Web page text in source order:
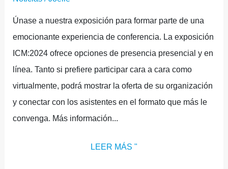
Únase a nuestra exposición para formar parte de una
emocionante experiencia de conferencia. La exposición
ICM:2024 ofrece opciones de presencia presencial y en
línea. Tanto si prefiere participar cara a cara como
virtualmente, podrá mostrar la oferta de su organización
y conectar con los asistentes en el formato que más le
convenga. Más información...
LEER MÁS "